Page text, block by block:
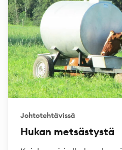
Johtotehtävissä
Hukan metsästystä